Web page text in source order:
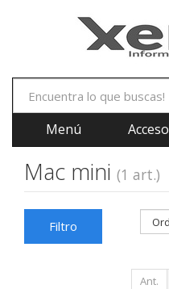
Menú Acceso
Mac mini (1 art.)
Filtro
Ant.